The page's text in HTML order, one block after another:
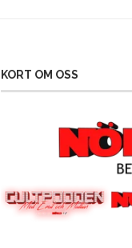
KORT OM OSS